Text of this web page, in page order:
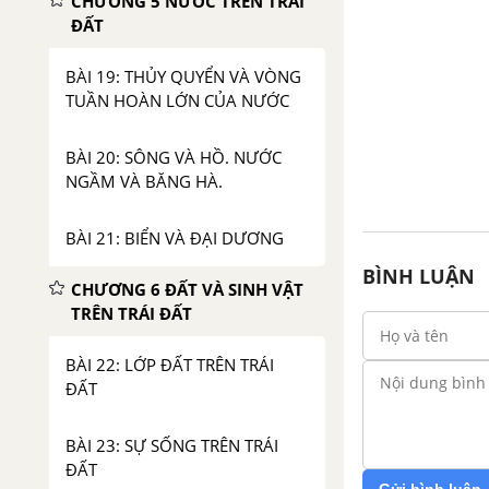
ĐẤT
BÀI 19: THỦY QUYỂN VÀ VÒNG
TUẦN HOÀN LỚN CỦA NƯỚC
BÀI 20: SÔNG VÀ HỒ. NƯỚC
NGẦM VÀ BĂNG HÀ.
BÀI 21: BIỂN VÀ ĐẠI DƯƠNG
CHƯƠNG 6 ĐẤT VÀ SINH VẬT
TRÊN TRÁI ĐẤT
BÀI 22: LỚP ĐẤT TRÊN TRÁI
ĐẤT
BÀI 23: SỰ SỐNG TRÊN TRÁI
ĐẤT
BÌNH LUẬN